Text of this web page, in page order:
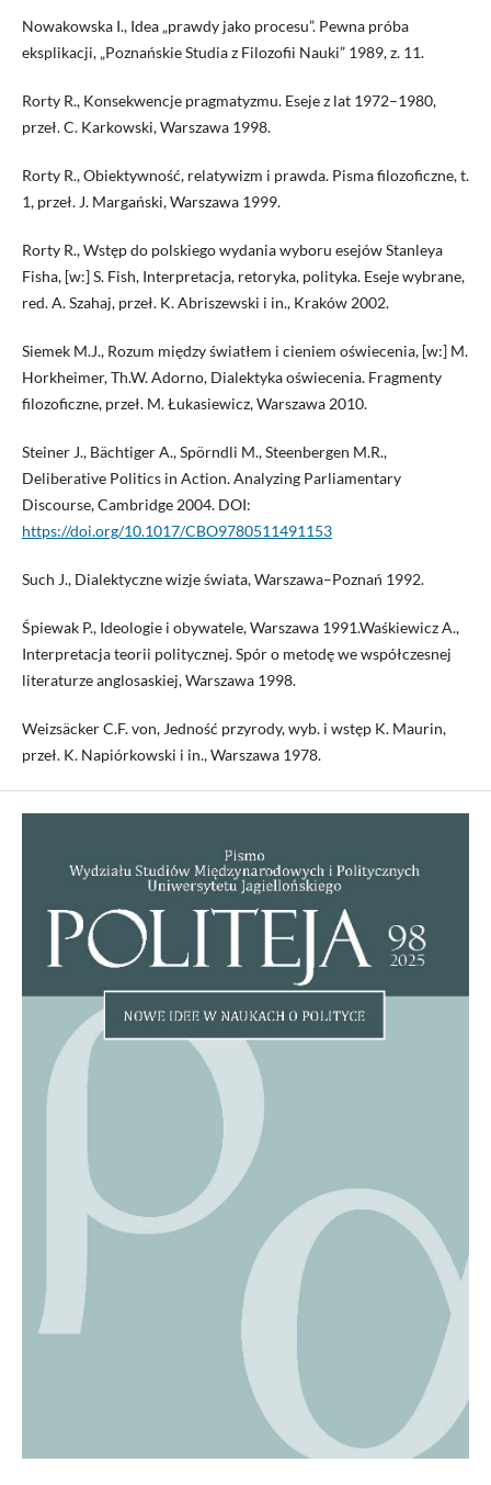
Nowakowska I., Idea „prawdy jako procesu”. Pewna próba
eksplikacji, „Poznańskie Studia z Filozofii Nauki” 1989, z. 11.
Rorty R., Konsekwencje pragmatyzmu. Eseje z lat 1972–1980,
przeł. C. Karkowski, Warszawa 1998.
Rorty R., Obiektywność, relatywizm i prawda. Pisma filozoficzne, t.
1, przeł. J. Margański, Warszawa 1999.
Rorty R., Wstęp do polskiego wydania wyboru esejów Stanleya
Fisha, [w:] S. Fish, Interpretacja, retoryka, polityka. Eseje wybrane,
red. A. Szahaj, przeł. K. Abriszewski i in., Kraków 2002.
Siemek M.J., Rozum między światłem i cieniem oświecenia, [w:] M.
Horkheimer, Th.W. Adorno, Dialektyka oświecenia. Fragmenty
filozoficzne, przeł. M. Łukasiewicz, Warszawa 2010.
Steiner J., Bächtiger A., Spörndli M., Steenbergen M.R.,
Deliberative Politics in Action. Analyzing Parliamentary
Discourse, Cambridge 2004. DOI:
https://doi.org/10.1017/CBO9780511491153
Such J., Dialektyczne wizje świata, Warszawa–Poznań 1992.
Śpiewak P., Ideologie i obywatele, Warszawa 1991.Waśkiewicz A.,
Interpretacja teorii politycznej. Spór o metodę we współczesnej
literaturze anglosaskiej, Warszawa 1998.
Weizsäcker C.F. von, Jedność przyrody, wyb. i wstęp K. Maurin,
przeł. K. Napiórkowski i in., Warszawa 1978.